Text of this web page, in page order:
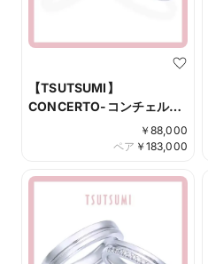
【TSUTSUMI】
CONCERTO-コンチェル
￥ 88,000
￥ 183,000
ペア